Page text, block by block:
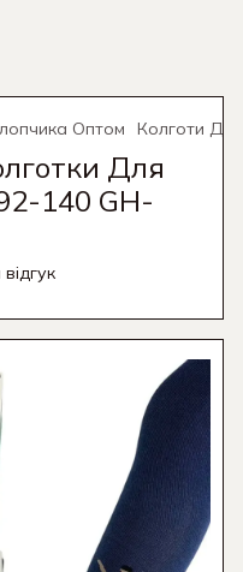
Оптом Колготи
Для
140 GH-